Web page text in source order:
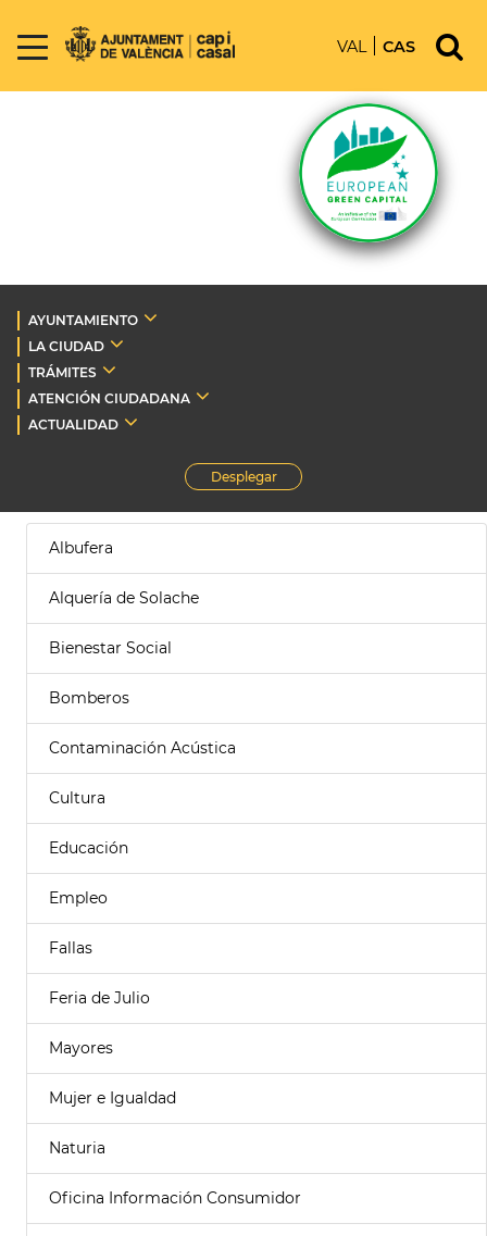
VAL CAS
AYUNTAMIENTO
LA CIUDAD
TRÁMITES
ATENCIÓN CIUDADANA
ACTUALIDAD
Desplegar
Albufera
Alquería de Solache
Bienestar Social
Bomberos
Contaminación Acústica
Cultura
Educación
Empleo
Fallas
Feria de Julio
Mayores
Mujer e Igualdad
Naturia
Oficina Información Consumidor